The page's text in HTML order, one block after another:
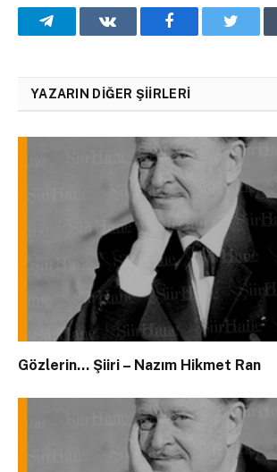
TelegramVKontakteFacebookTwitter
YAZARIN DIĞER ŞIIRLERI
Gözlerin… Şiiri – Nazım Hikmet Ran